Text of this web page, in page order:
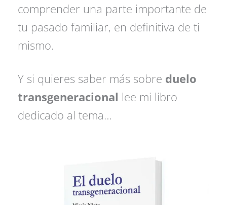
comprender una parte importante de
tu pasado familiar, en definitiva de ti
mismo.
Y si quieres saber más sobre duelo
transgeneracional lee mi libro
dedicado al tema…